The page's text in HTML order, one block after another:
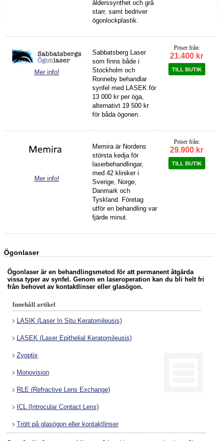
ålderssynthet och grå
starr, samt bedriver
ögonlockplastik.
Mer info!
Sabbatsberg Laser
som finns både i
Stockholm och
Ronneby behandlar
synfel med LASEK för
13 000 kr per öga,
alternativt 19 500 kr
för båda ögonen.
Priser från:
21.400 kr
TILL BUTIK
Mer info!
Memira är Nordens
största kedja för
laserbehandlingar,
med 42 kliniker i
Sverige, Norge,
Danmark och
Tyskland. Företag
utför en behandling var
fjärde minut.
Priser från:
29.900 kr
TILL BUTIK
Ögonlaser
Ögonlaser är en behandlingsmetod för att permanent åtgärda
vissa typer av synfel. Genom en laseroperation kan du bli helt fri
från behovet av kontaktlinser eller glasögon.
Innehåll artikel
LASIK (Laser In Situ Keratomileusis)
LASEK (Laser Epithelial Keratomileusis)
Zyoptix
Monovision
RLE (Refractive Lens Exchange)
ICL (Introcular Contact Lens)
Trött på glasögon eller kontaktlinser